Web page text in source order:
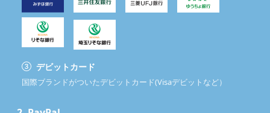
デビットカード
国際ブランドがついたデビットカード(Visaデビットなど）